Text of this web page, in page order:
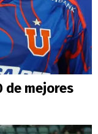
de mejores